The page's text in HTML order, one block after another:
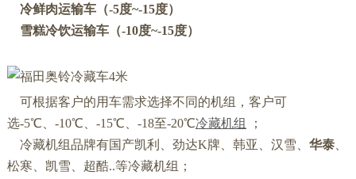
冷鲜肉运输车（-5度~-15度）
雪糕冷饮运输车（-10度~-15度）
可根据客户的用车需求选择不同的机组，客户可
选-5℃、-10℃、-15℃、-18至-20℃冷藏机组
；
冷藏机组品牌有国产凯利、劲达K牌、韩亚、汉雪、 华泰、
松寒、凯雪、超酷..等冷藏机组；